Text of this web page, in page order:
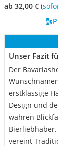
ab 32,00 € (
Unser Fazit
Der
erstklassige
Design und
wahren
vereint